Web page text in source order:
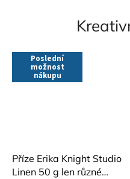
Poslední
možnost
nákupu
Příze Erika Knight Studio
Linen 50 g len různé